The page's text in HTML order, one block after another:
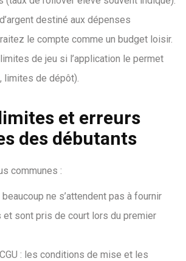
destiné aux dépenses
le compte comme un budget loisir.
de jeu si l’application le permet
limites de dépôt).
et erreurs
des débutants
communes :
beaucoup ne s’attendent pas à fournir
et sont pris de court lors du premier
: les conditions de mise et les